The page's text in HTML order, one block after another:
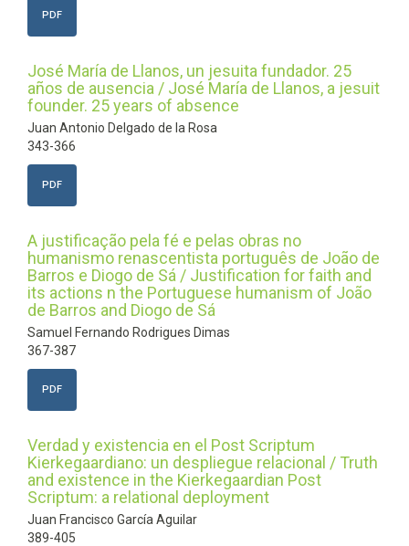
PDF
José María de Llanos, un jesuita fundador. 25
años de ausencia / José María de Llanos, a jesuit
founder. 25 years of absence
Juan Antonio Delgado de la Rosa
343-366
PDF
A justificação pela fé e pelas obras no
humanismo renascentista português de João de
Barros e Diogo de Sá / Justification for faith and
its actions n the Portuguese humanism of João
de Barros and Diogo de Sá
Samuel Fernando Rodrigues Dimas
367-387
PDF
Verdad y existencia en el Post Scriptum
Kierkegaardiano: un despliegue relacional / Truth
and existence in the Kierkegaardian Post
Scriptum: a relational deployment
Juan Francisco García Aguilar
389-405